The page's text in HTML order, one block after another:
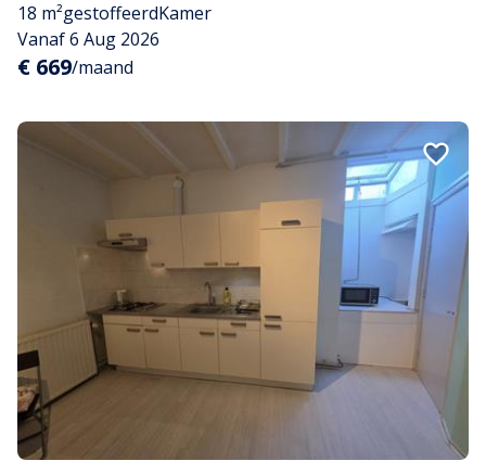
18 m²gestoffeerdKamer
Vanaf 6 Aug 2026
€ 669/maand